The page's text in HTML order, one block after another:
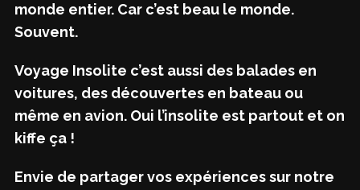
monde entier. Car c’est beau le monde.
Souvent.
Voyage Insolite c’est aussi des balades en
voitures, des découvertes en bateau ou
même en avion. Oui l’insolite est partout et on
kiffe ça !
Envie de partager vos expériences sur notre